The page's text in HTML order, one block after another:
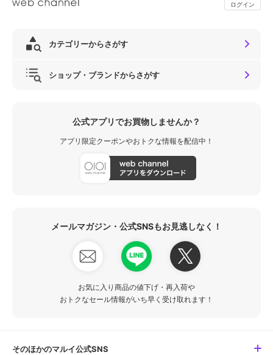
ログイン
カテゴリーからさがす
ショップ・ブランドからさがす
公式アプリでお買物しませんか？
アプリ限定クーポンやおトクな情報を配信中！
メールマガジン・公式SNSもお見逃しなく！
お気に入り商品の値下げ・再入荷や
おトクなセール情報がいち早く受け取れます！
そのほかのマルイ公式SNS